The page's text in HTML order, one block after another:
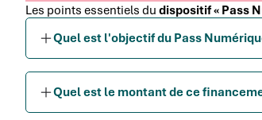
Les points essentiels du dispositif « Pass
Quel est l'objectif du Pass
Quel est le montant de ce